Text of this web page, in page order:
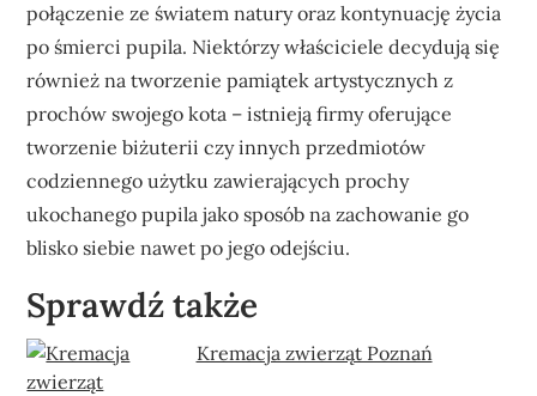
połączenie ze światem natury oraz kontynuację życia
po śmierci pupila. Niektórzy właściciele decydują się
również na tworzenie pamiątek artystycznych z
prochów swojego kota – istnieją firmy oferujące
tworzenie biżuterii czy innych przedmiotów
codziennego użytku zawierających prochy
ukochanego pupila jako sposób na zachowanie go
blisko siebie nawet po jego odejściu.
Sprawdź także
Kremacja zwierząt Poznań